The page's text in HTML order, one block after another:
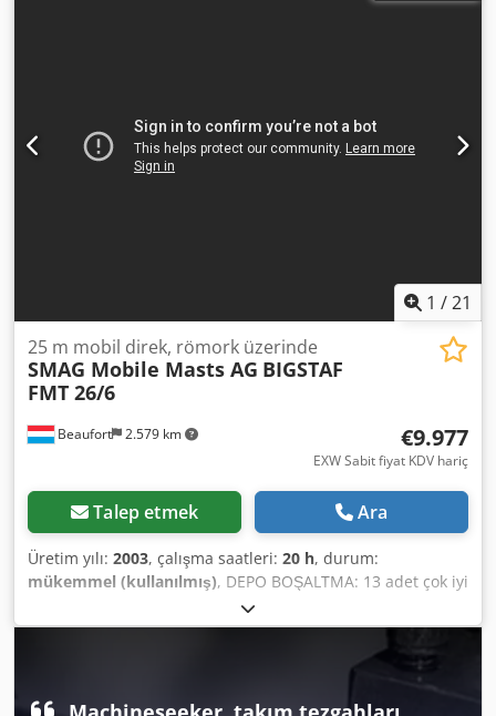
1 /21
Beaufort 2.579 km
25 m mobil direk, römork üzerinde
SMAG Mobile Masts AG BIGSTAF
FMT 26/6
€9.977
EXW Sabit fiyat KDV hariç
Talep etmek Ara
Üretim yılı: 2003, çalışma saatleri: 20 h, durum:
mükemmel (kullanılmış), DEPO BOŞALTMA: 13 adet çok iyi
durumda olan SMAG Mobil Direk AG BIGSTAF FMT 26/6
Mobil Direk, 25 m, üzerinde römork, üretim yılı 2003, YENİ
FİYATI 350.000 €, biz %97 İNDİRİM sunuyoruz. Üretici:
SMAG Mobil Direk AG Model: BIGSTAF FMT 26/6 Üretim Yılı:
2003 Durumu: çok iyi Maksimum Yükseklik: 25,0 m